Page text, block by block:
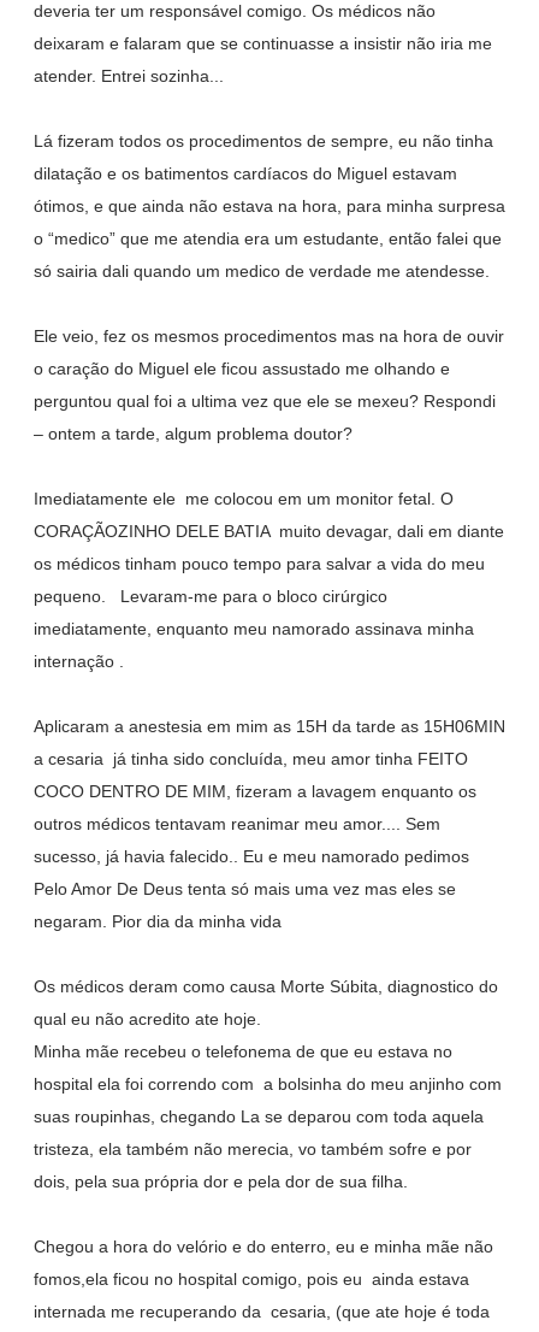
deveria ter um responsável comigo. Os médicos não
deixaram e falaram que se continuasse a insistir não iria me
atender. Entrei sozinha...
Lá fizeram todos os procedimentos de sempre, eu não tinha
dilatação e os batimentos cardíacos do Miguel estavam
ótimos, e que ainda não estava na hora, para minha surpresa
o “medico” que me atendia era um estudante, então falei que
só sairia dali quando um medico de verdade me atendesse.
Ele veio, fez os mesmos procedimentos mas na hora de ouvir
o caração do Miguel ele ficou assustado me olhando e
perguntou qual foi a ultima vez que ele se mexeu? Respondi
– ontem a tarde, algum problema doutor?
Imediatamente ele me colocou em um monitor fetal. O
CORAÇÃOZINHO DELE BATIA muito devagar, dali em diante
os médicos tinham pouco tempo para salvar a vida do meu
pequeno. Levaram-me para o bloco cirúrgico
imediatamente, enquanto meu namorado assinava minha
internação .
Aplicaram a anestesia em mim as 15H da tarde as 15H06MIN
a cesaria já tinha sido concluída, meu amor tinha FEITO
COCO DENTRO DE MIM, fizeram a lavagem enquanto os
outros médicos tentavam reanimar meu amor.... Sem
sucesso, já havia falecido.. Eu e meu namorado pedimos
Pelo Amor De Deus tenta só mais uma vez mas eles se
negaram. Pior dia da minha vida
Os médicos deram como causa Morte Súbita, diagnostico do
qual eu não acredito ate hoje.
Minha mãe recebeu o telefonema de que eu estava no
hospital ela foi correndo com a bolsinha do meu anjinho com
suas roupinhas, chegando La se deparou com toda aquela
tristeza, ela também não merecia, vo também sofre e por
dois, pela sua própria dor e pela dor de sua filha.
Chegou a hora do velório e do enterro, eu e minha mãe não
fomos,ela ficou no hospital comigo, pois eu ainda estava
internada me recuperando da cesaria, (que ate hoje é toda